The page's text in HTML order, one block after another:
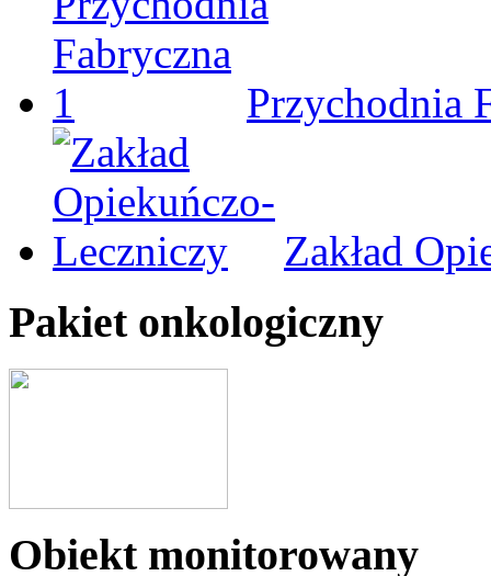
Przychodnia
Zakład
Pakiet onkologiczny
Obiekt monitorowany